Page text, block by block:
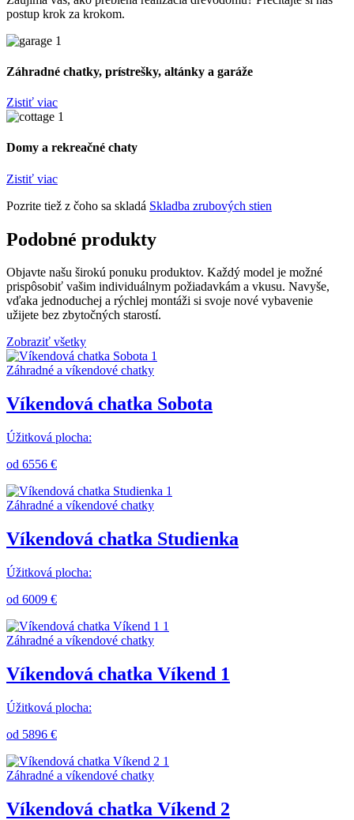
postup krok za krokom.
Záhradné chatky, prístrešky, altánky a garáže
Zistiť viac
Domy a rekreačné chaty
Zistiť viac
Pozrite tiež z čoho sa skladá Skladba zrubových stien
Podobné produkty
Objavte našu širokú ponuku produktov. Každý model je možné
prispôsobiť vašim individuálnym požiadavkám a vkusu. Navyše,
vďaka jednoduchej a rýchlej montáži si svoje nové vybavenie
užijete bez zbytočných starostí.
Zobraziť všetky
Záhradné a víkendové chatky
Víkendová chatka Sobota
Úžitková plocha:
od 6556 €
Záhradné a víkendové chatky
Víkendová chatka Studienka
Úžitková plocha:
od 6009 €
Záhradné a víkendové chatky
Víkendová chatka Víkend 1
Úžitková plocha:
od 5896 €
Záhradné a víkendové chatky
Víkendová chatka Víkend 2